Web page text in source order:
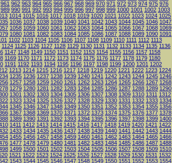
961 962 963 964 965 966 967 968 969 970 971 972 973 974 975 976
989 990 991 992 993 994 995 996 997 998 999 1000 1001 1002 1003
1014 1015 1016 1017 1018 1019 1020 1021 1022 1023 1024 1025
1036 1037 1038 1039 1040 1041 1042 1043 1044 1045 1046 1047
1058 1059 1060 1061 1062 1063 1064 1065 1066 1067 1068 1069
1080 1081 1082 1083 1084 1085 1086 1087 1088 1089 1090 1091
1102 1103 1104 1105 1106 1107 1108 1109 1110 1111 1112 1113
1124 1125 1126 1127 1128 1129 1130 1131 1132 1133 1134 1135 1136
1147 1148 1149 1150 1151 1152 1153 1154 1155 1156 1157 1158
1169 1170 1171 1172 1173 1174 1175 1176 1177 1178 1179 1180
1191 1192 1193 1194 1195 1196 1197 1198 1199 1200 1201 1202
1213 1214 1215 1216 1217 1218 1219 1220 1221 1222 1223 1224
1235 1236 1237 1238 1239 1240 1241 1242 1243 1244 1245 1246
1257 1258 1259 1260 1261 1262 1263 1264 1265 1266 1267 1268
1279 1280 1281 1282 1283 1284 1285 1286 1287 1288 1289 1290
1301 1302 1303 1304 1305 1306 1307 1308 1309 1310 1311 1312
1323 1324 1325 1326 1327 1328 1329 1330 1331 1332 1333 1334
1345 1346 1347 1348 1349 1350 1351 1352 1353 1354 1355 1356
1367 1368 1369 1370 1371 1372 1373 1374 1375 1376 1377 1378
1389 1390 1391 1392 1393 1394 1395 1396 1397 1398 1399 1400
1411 1412 1413 1414 1415 1416 1417 1418 1419 1420 1421 1422
1433 1434 1435 1436 1437 1438 1439 1440 1441 1442 1443 1444
1455 1456 1457 1458 1459 1460 1461 1462 1463 1464 1465 1466
1477 1478 1479 1480 1481 1482 1483 1484 1485 1486 1487 1488
1499 1500 1501 1502 1503 1504 1505 1506 1507 1508 1509 1510
1521 1522 1523 1524 1525 1526 1527 1528 1529 1530 1531 1532
1543 1544 1545 1546 1547 1548 1549 1550 1551 1552 1553 1554